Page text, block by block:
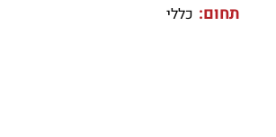
תחום: כללי